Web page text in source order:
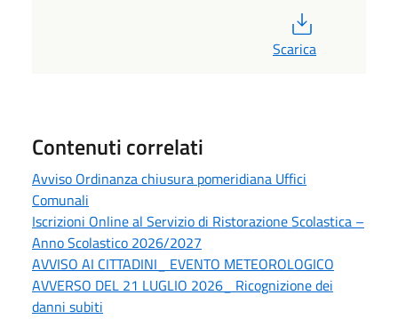
Scarica
Contenuti correlati
Avviso Ordinanza chiusura pomeridiana Uffici
Comunali
Iscrizioni Online al Servizio di Ristorazione Scolastica –
Anno Scolastico 2026/2027
AVVISO AI CITTADINI_ EVENTO METEOROLOGICO
AVVERSO DEL 21 LUGLIO 2026_ Ricognizione dei
danni subiti